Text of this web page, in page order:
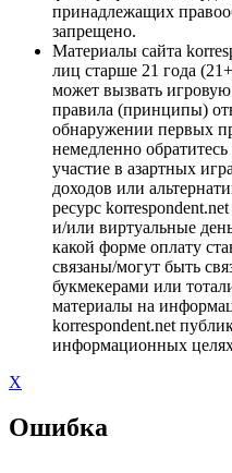
принадлежащих
запрещено.
Материалы сайта
лиц старше 21 года
может вызвать
правила (принципы)
обнаружении первых
немедленно
участие в азартных
доходов или
ресурс
и/или виртуальные
какой форме оплату
связаны/могут быть
букмекерами или
материалы на
korrespondent.net
информационных
X
Ошибка